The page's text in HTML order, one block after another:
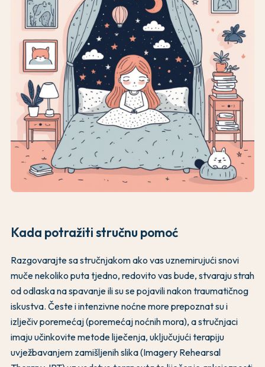
Kada potražiti stručnu pomoć
Razgovarajte sa stručnjakom ako vas uznemirujući snovi
muče nekoliko puta tjedno, redovito vas bude, stvaraju strah
od odlaska na spavanje ili su se pojavili nakon traumatičnog
iskustva. Česte i intenzivne noćne more prepoznat su i
izlječiv poremećaj (poremećaj noćnih mora), a stručnjaci
imaju učinkovite metode liječenja, uključujući terapiju
uvježbavanjem zamišljenih slika (Imagery Rehearsal